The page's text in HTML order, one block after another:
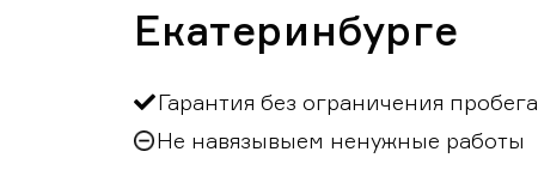
Екатеринбурге
Гарантия без ограничения пробега
Не навязывыем ненужные работы